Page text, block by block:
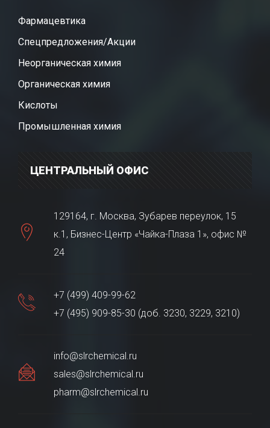
Фармацевтика
Спецпредложения/Акции
Неорганическая химия
Органическая химия
Кислоты
Промышленная химия
ЦЕНТРАЛЬНЫЙ ОФИС
129164, г. Москва, Зубарев переулок, 15
к.1, Бизнес-Центр «Чайка-Плаза 1», офис №
24
+7 (499) 409-99-62
+7 (495) 909-85-30 (доб. 3230, 3229, 3210)
info@slrchemical.ru
sales@slrchemical.ru
pharm@slrchemical.ru